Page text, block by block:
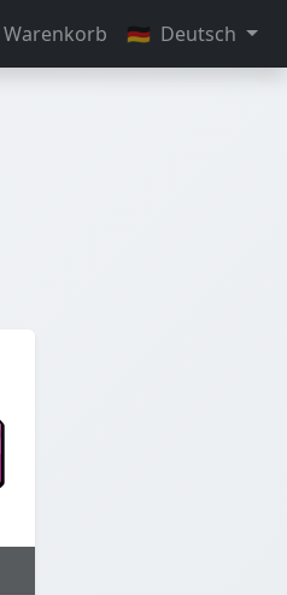
Warenkorb 🇩🇪 Deutsch